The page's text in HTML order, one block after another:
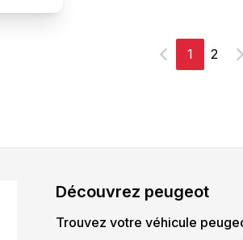
Précédent
1 2
Découvrez peugeot
Trouvez votre véhicule